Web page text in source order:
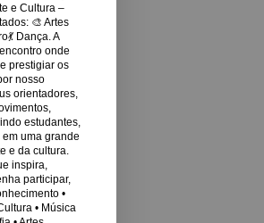
e Cultura –
🎨 Artes
Dança. A
onde
prestigiar os
nosso
orientadores,
estudantes,
uma grande
e da cultura.
inspira,
participar,
•
• Música